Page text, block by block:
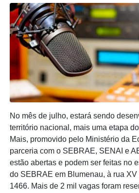
No mês de julho, estará sendo
território nacional, mais uma etapa
Mais, promovido pelo Ministério da
parceria com o SEBRAE, SENAI e
estão abertas e podem ser feitas no
do SEBRAE em Blumenau, à rua XV
1466. Mais de 2 mil vagas foram